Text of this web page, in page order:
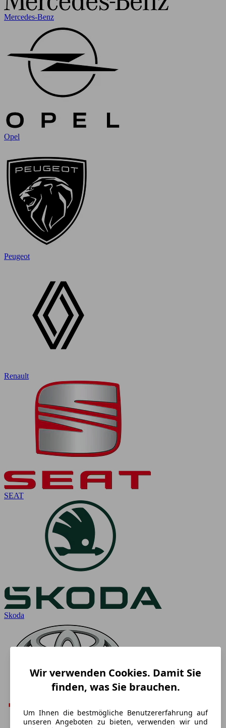
Mercedes-Benz
Opel
Peugeot
Renault
SEAT
Skoda
Wir verwenden Cookies. Damit Sie
finden, was Sie brauchen.
Um Ihnen die bestmögliche Benutzererfahrung auf
unseren Angeboten zu bieten, verwenden wir und